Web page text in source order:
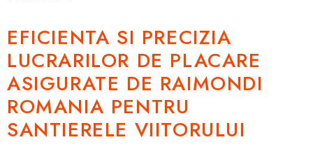
EFICIENTA SI PRECIZIA
LUCRARILOR DE PLACARE
ASIGURATE DE RAIMONDI
ROMANIA PENTRU
SANTIERELE VIITORULUI